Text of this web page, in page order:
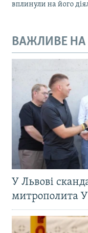
вплинули на його
ВАЖЛИВЕ НА
У Львові
митрополита